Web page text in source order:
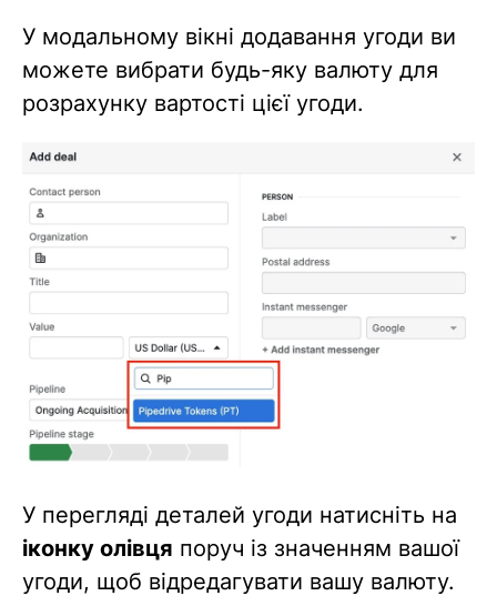
У модальному вікні додавання угоди ви
можете вибрати будь-яку валюту для
розрахунку вартості цієї угоди.
У перегляді деталей угоди натисніть на
іконку олівця поруч із значенням вашої
угоди, щоб відредагувати вашу валюту.